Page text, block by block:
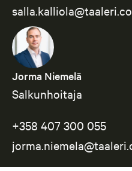
Jorma Niemelä
Salkunhoitaja
+358 407 300 055